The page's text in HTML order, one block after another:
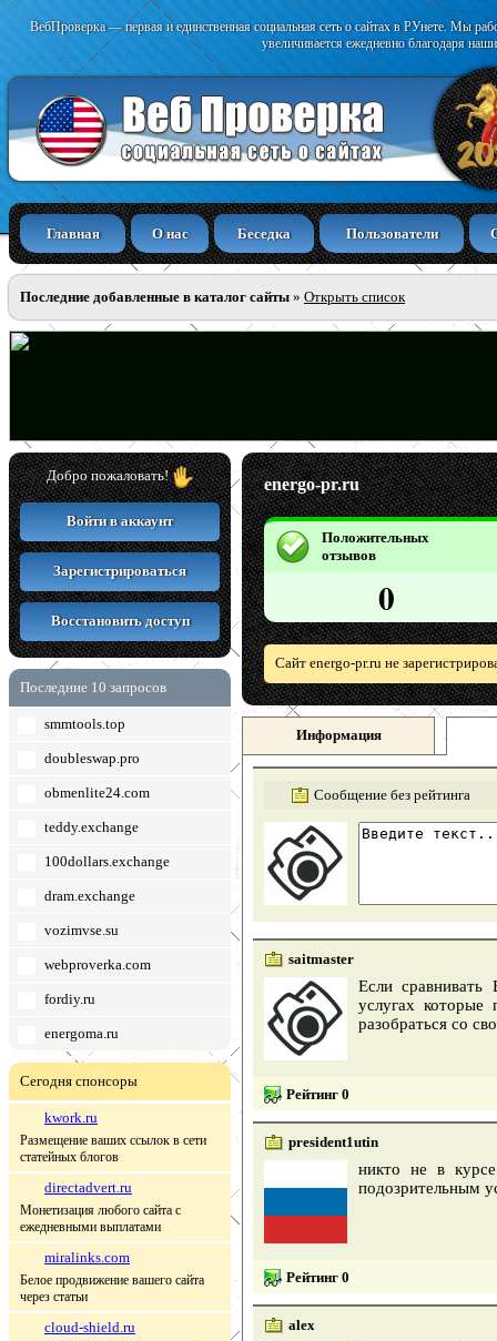
ВебПроверка — первая и единственная социальная сеть о сайтах в РУнете. Мы
увеличивается ежедневно благодаря
Главная О нас Беседка Пользователи
Последние добавленные в каталог сайты » Открыть список
Добро пожаловать!
Войти в аккаунт
Зарегистрироваться
Восстановить доступ
Последние 10 запросов
smmtools.top
doubleswap.pro
obmenlite24.com
teddy.exchange
100dollars.exchange
dram.exchange
vozimvse.su
webproverka.com
fordiy.ru
energoma.ru
Сегодня спонсоры
kwork.ru
Размещение ваших ссылок в сети
статейных блогов
directadvert.ru
Монетизация любого сайта с
ежедневными выплатами
miralinks.com
Белое продвижение вашего сайта
через статьи
cloud-shield.ru
energo-pr.ru
Положительных
отзывов
0
Сайт energo-pr.ru не
Информация
Сообщение без рейтинга
saitmaster
Если
услугах которые
разобраться со
Рейтинг 0
president1utin
никто не в
подозрительным
Рейтинг 0
alex